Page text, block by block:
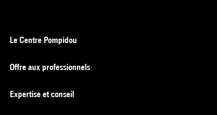
Le Centre Pompidou
Offre aux professionnels
Expertise et conseil